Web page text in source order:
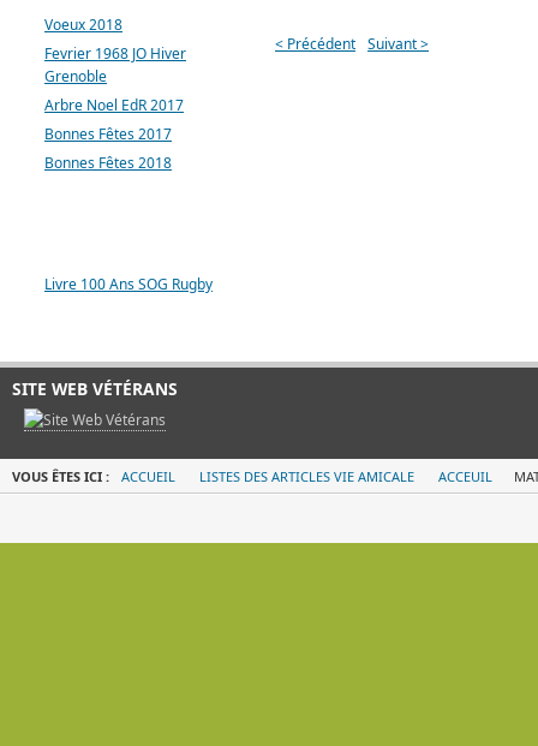
< Précédent Suivant >
Voeux 2018
Fevrier 1968 JO Hiver
Grenoble
Arbre Noel EdR 2017
Bonnes Fêtes 2017
Bonnes Fêtes 2018
Livre 100 Ans SOG Rugby
SITE WEB VÉTÉRANS
VOUS ÊTES ICI : ACCUEIL LISTES DES ARTICLES VIE AMICALE ACCEUIL